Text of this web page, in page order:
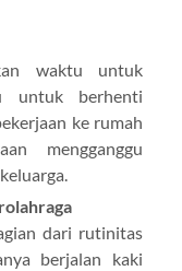
waktu untuk
untuk berhenti
ke rumah
mengganggu
dari rutinitas
berjalan kaki